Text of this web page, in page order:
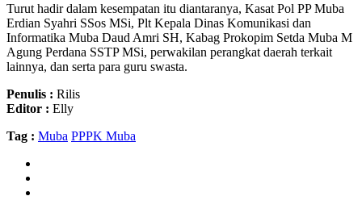
Turut hadir dalam kesempatan itu diantaranya, Kasat Pol PP Muba
Erdian Syahri SSos MSi, Plt Kepala Dinas Komunikasi dan
Informatika Muba Daud Amri SH, Kabag Prokopim Setda Muba M
Agung Perdana SSTP MSi, perwakilan perangkat daerah terkait
lainnya, dan serta para guru swasta.
Penulis : Rilis
Editor : Elly
Tag : Muba PPPK Muba